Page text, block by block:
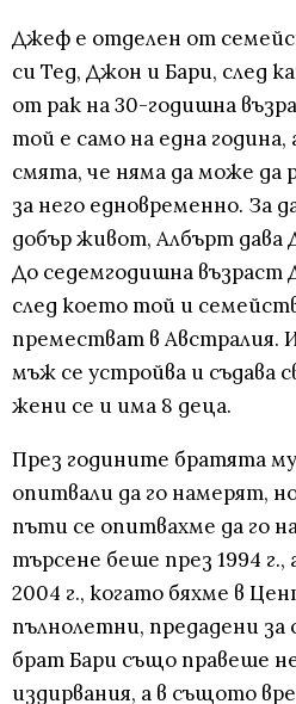
Джеф е отделен от
си Тед, Джон и Бари, след
от рак на 30-годишна
той е само на една
смята, че няма да може да
за него едновременно. За
добър живот, Албърт дава
До седемгодишна възраст
след което той и
преместват в Австралия.
мъж се устройва и съдава
жени се и има 8 деца.
През годините братята
опитвали да го намерят,
пъти се опитвахме да го
търсене беше през 1994
2004 г., когато бяхме в
пълнолетни, предадени
брат Бари също правеше
издирвания, а в същото